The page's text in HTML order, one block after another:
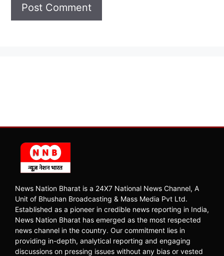
News Nation Bharat is a 24X7 National News Channel, A
Unit of Bhushan Broadcasting & Mass Media Pvt Ltd.
Established as a pioneer in credible news reporting in India,
News Nation Bharat has emerged as the most respected
news channel in the country. Our commitment lies in
providing in-depth, analytical reporting and engaging
discussions on pressing issues without any bias or vested